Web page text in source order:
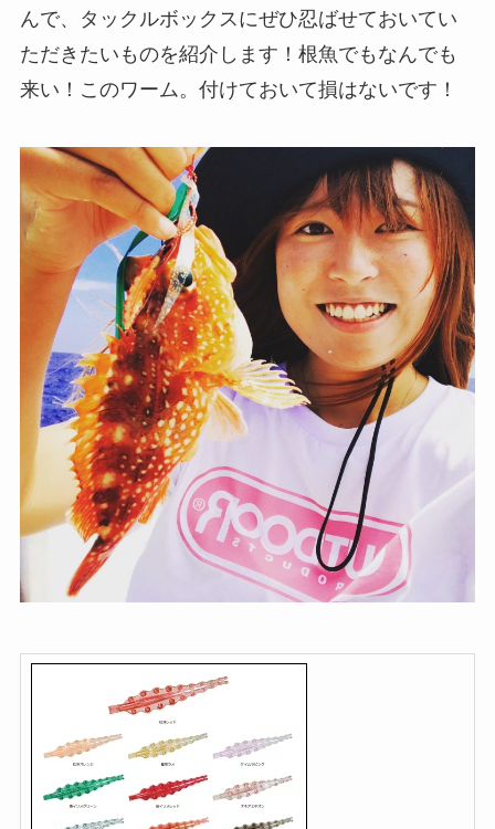
んで、タックルボックスにぜひ忍ばせておいてい
ただきたいものを紹介します！根魚でもなんでも
来い！このワーム。付けておいて損はないです！